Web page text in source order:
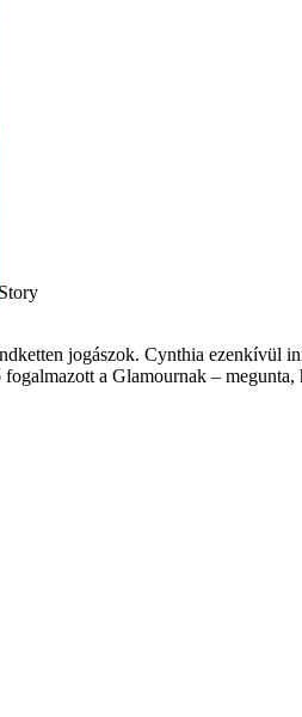
Story
jogászok. Cynthia ezenkívül
a Glamournak –